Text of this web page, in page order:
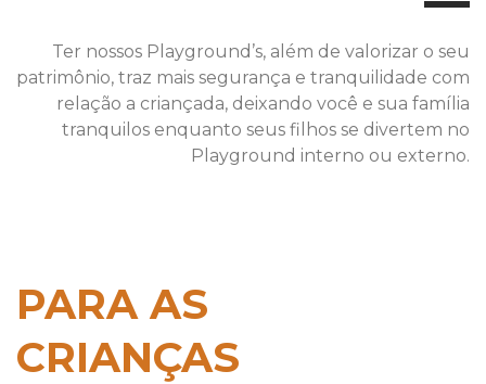
Ter nossos Playground’s, além de valorizar o seu
patrimônio, traz mais segurança e tranquilidade com
relação a criançada, deixando você e sua família
tranquilos enquanto seus filhos se divertem no
Playground interno ou externo.
PARA AS
CRIANÇAS